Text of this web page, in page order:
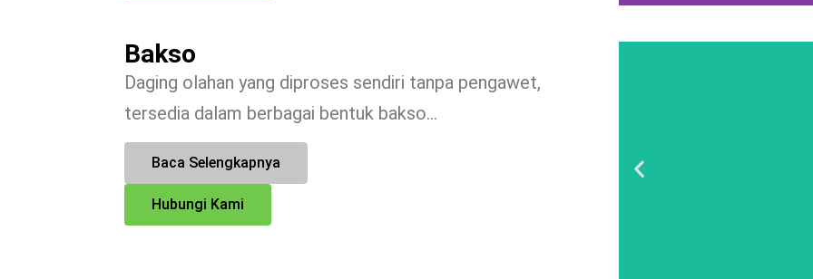
Bakso
Daging olahan yang diproses sendiri tanpa pengawet,
tersedia dalam berbagai bentuk bakso…
Baca Selengkapnya
Hubungi Kami